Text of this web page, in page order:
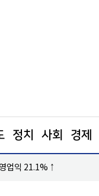
정치 사회 경제